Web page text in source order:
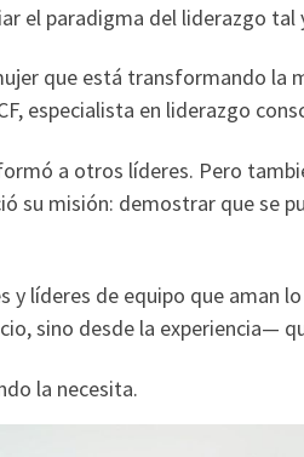
el paradigma del liderazgo tal
que está transformando
especialista en liderazgo
a otros líderes. Pero
su misión: demostrar que se
y líderes de equipo que aman
sino desde la experiencia—
la necesita.